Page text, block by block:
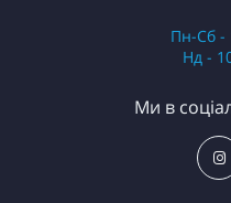
Пн-Сб -
Нд -
Ми в